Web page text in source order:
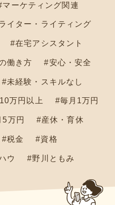
マーケティング関連
イター・ライティング
#在宅アシスタント
働き方 #安心・安全
#未経験・スキルなし
万円以上 #毎月1万円
5万円 #産休・育休
#税金 #資格
ウ #野川ともみ